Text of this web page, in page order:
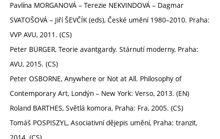
Pavlína MORGANOVÁ – Terezie NEKVINDOVÁ – Dagmar
SVATOŠOVÁ – Jiří ŠEVČÍK (eds), České umění 1980–2010. Praha:
VVP AVU, 2011. (CS)
Peter BÜRGER, Teorie avantgardy. Stárnutí moderny, Praha:
AVU, 2015. (CS)
Peter OSBORNE, Anywhere or Not at All. Philosophy of
Contemporary Art, Londýn – New York: Verso, 2013. (EN)
Roland BARTHES, Světlá komora, Praha: Fra, 2005. (CS)
Tomáš POSPISZYL, Asociativní dějepis umění, Praha: tranzit,